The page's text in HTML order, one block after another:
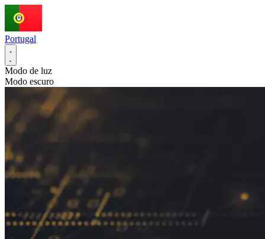
Portugal
Modo de luz
Modo escuro